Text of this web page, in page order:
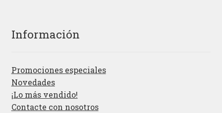
Información
Promociones especiales
Novedades
¡Lo más vendido!
Contacte con nosotros